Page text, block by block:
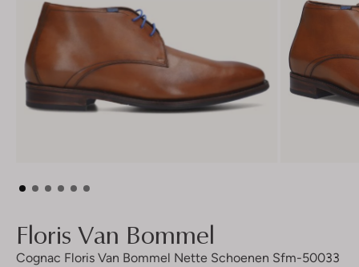
Floris Van Bommel
Cognac Floris Van Bommel Nette Schoenen Sfm-50033